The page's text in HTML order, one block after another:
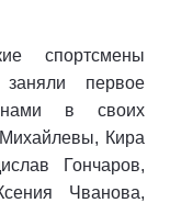
спортсмены
первое
в своих
Кира
Гончаров,
Чванова,